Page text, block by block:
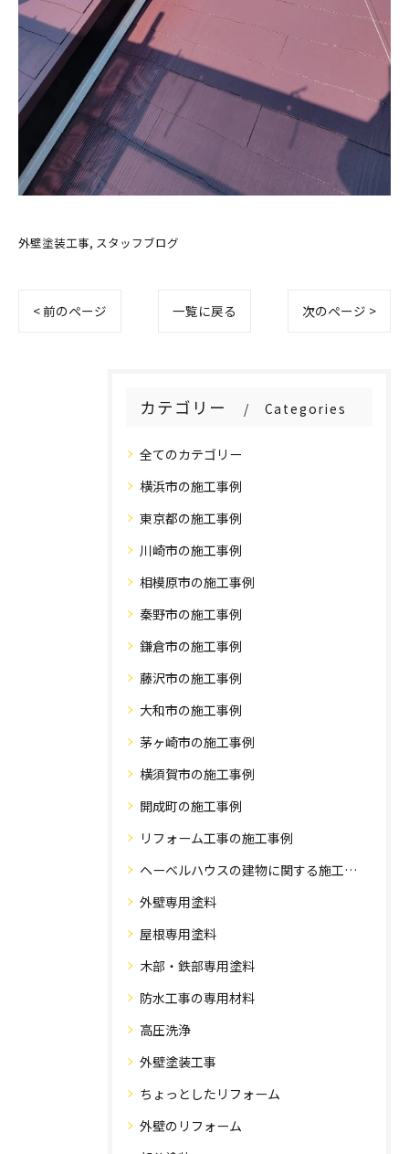
外壁塗装工事 スタッフブログ
< 前のページ 一覧に戻る 次のページ >
カテゴリー Categories
全てのカテゴリー
横浜市の施工事例
東京都の施工事例
川崎市の施工事例
相模原市の施工事例
秦野市の施工事例
鎌倉市の施工事例
藤沢市の施工事例
大和市の施工事例
茅ヶ崎市の施工事例
横須賀市の施工事例
開成町の施工事例
リフォーム工事の施工事例
ヘーベルハウスの建物に関する施工事例
外壁専用塗料
屋根専用塗料
木部・鉄部専用塗料
防水工事の専用材料
高圧洗浄
外壁塗装工事
ちょっとしたリフォーム
外壁のリフォーム